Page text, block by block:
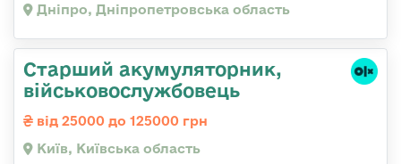
Дніпро, Дніпропетровська область
Старший акумуляторник,
військовослужбовець
від 25000 до 125000 грн
Київ, Київська область